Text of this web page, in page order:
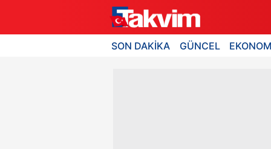
SON DAKİKA GÜNCEL